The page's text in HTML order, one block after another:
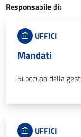
Responsabile di:
UFFICI
Mandati
Si occupa della
UFFICI